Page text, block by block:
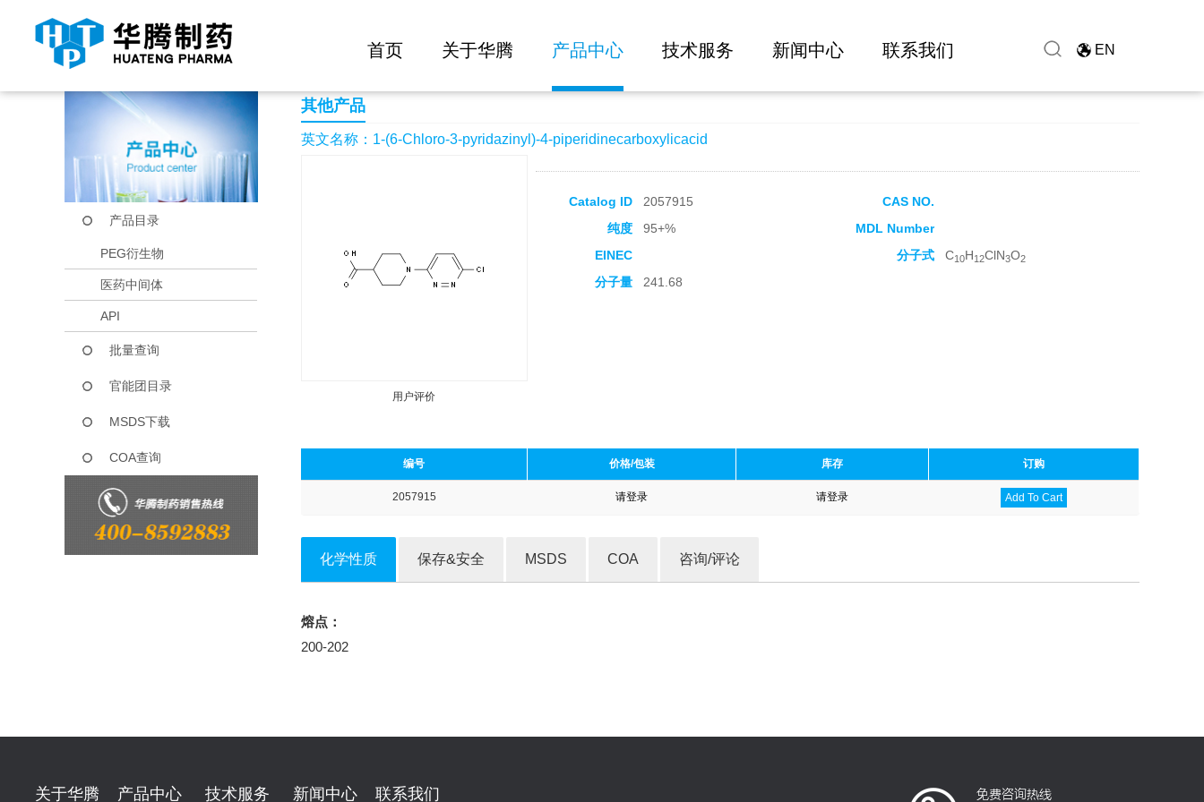
首页 关于华腾 产品中心 技术服务 新闻中心 联系我们 EN
当前位置： 首页 产品中心 1-(6-Chloro-3-pyridazinyl)-4-piperidinecarboxylicacid
产品目录
PEG衍生物
医药中间体
API
批量查询
官能团目录
MSDS下载
COA查询
其他产品
英文名称：1-(6-Chloro-3-pyridazinyl)-4-piperidinecarboxylicacid
用户评价
Catalog ID 2057915
CAS NO.
纯度
95+%
MDL Number
EINEC
分子式 C10H12ClN3O2
分子量 241.68
编号 价格/包装 库存 订购
2057915 请登录 请登录 Add To Cart
化学性质 保存&安全 MSDS COA 咨询/评论
熔点：
200-202
关于华腾 产品中心 技术服务 新闻中心 联系我们